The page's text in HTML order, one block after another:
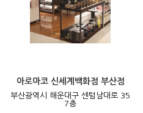
아로마코 신세계백화점 부산점
부산광역시 해운대구 센텀남대로 35
7층